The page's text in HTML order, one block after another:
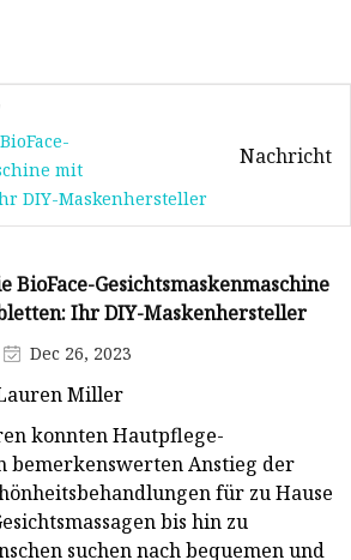
mit
DIY-Maskenhersteller
Nachricht
BioFace-Gesichtsmaskenmaschine
Ihr DIY-Maskenhersteller
Dec 26, 2023
Miller
konnten Hautpflege-
bemerkenswerten Anstieg der
für zu Hause
bis hin zu
suchen nach bequemen und